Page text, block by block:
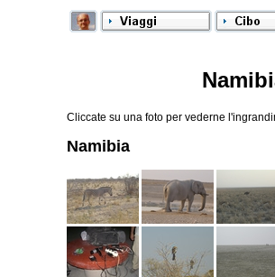
Cliccate su una foto per vederne
Namibia